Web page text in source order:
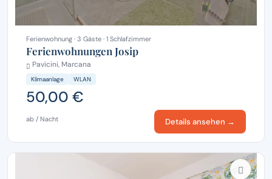
Ferienwohnung · 3 Gäste · 1 Schlafzimmer
Ferienwohnungen Josip
Pavicini, Marcana
Klimaanlage WLAN
50,00 €
ab / Nacht Details ansehen →